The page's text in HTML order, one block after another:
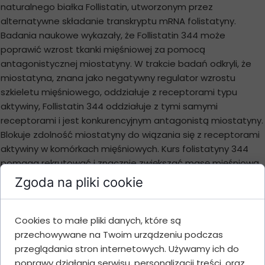
naturalnego białka Follistatin, utworzonym przez
alternatywne składanie transkryptu mRNA folistatyny.
Badania naukowe wykazały, że Follistatin 344 może
poprawić wzrost tkanki mięśniowej za pomocą
antagonistycznej miostatyny. W trakcie badań odkryli, że
miostatyna, znana jako negatywny regulator wzrostu
szkieletu mięśniowego, oddziałuje z receptorami typu
aktywiny, Follistatin 344 oddziałuje z tymi samymi
receptorami i jest konkurencyjnym antagonistą miostatyny.
Blokuje zdolność miostatyny do wiązania się z receptorami
aktywiny w komórkach mięśniowych. Kurs folistatyny 344
pomaga rekrutować i znacznie zwiększać masę mięśniową
w krótkim czasie. Wysokie wyniki z kursu folistatyny 344
pozwoliły naukowcom nazwać folistatynę lekiem z
badaniu klinicznemu w celu użycia jako narzędzia do
szybkiego wzrostu mięśni.
Zgoda na pliki cookie
Cookies to małe pliki danych, które są
przechowywane na Twoim urządzeniu podczas
przeglądania stron internetowych. Używamy ich do